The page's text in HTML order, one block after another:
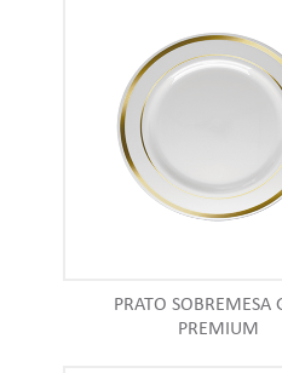
PRATO SOBREMESA
PREMIUM